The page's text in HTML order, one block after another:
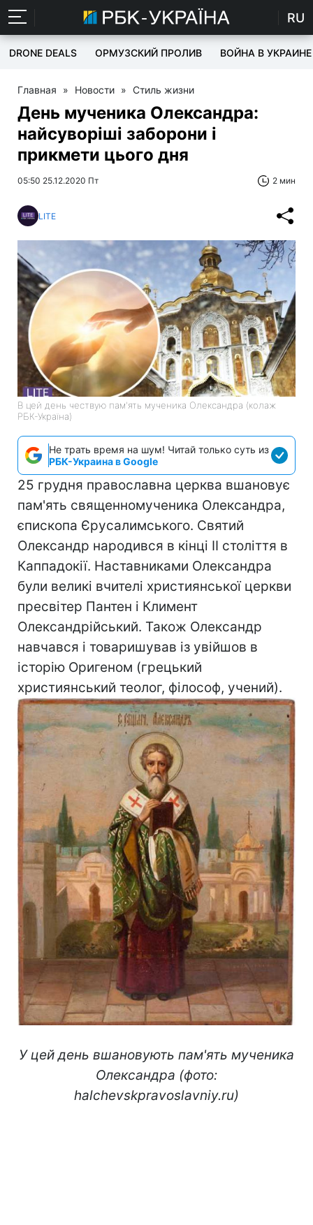
RU
DRONE DEALS ОРМУЗСКИЙ ПРОЛИВ ВОЙНА В УКРАИНЕ
Главная » Новости » Стиль жизни
День мученика Олександра:
найсуворіші заборони і
прикмети цього дня
05:50 25.12.2020 Пт 2 мин
LITE
В цей день чествую пам'ять мученика Олександра (колаж
РБК-Україна)
Не трать время на шум! Читай только суть из
РБК-Украина в Google
25 грудня православна церква вшановує
пам'ять священномученика Олександра,
єпископа Єрусалимського. Святий
Олександр народився в кінці II століття в
Каппадокії. Наставниками Олександра
були великі вчителі християнської церкви
пресвітер Пантен і Климент
Олександрійський. Також Олександр
навчався і товаришував із увійшов в
історію Оригеном (грецький
християнський теолог, філософ, учений).
У цей день вшановують пам'ять мученика
Олександра (фото:
halchevskpravoslavniy.ru)